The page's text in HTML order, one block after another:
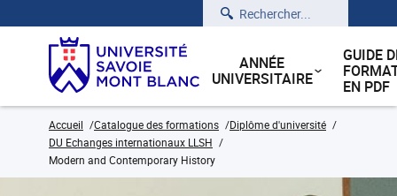
Rechercher
ANNÉE
UNIVERSITAIRE
GUIDE
EN PDF
Accueil Catalogue des formations
Diplôme d'université
DU Echanges internationaux LLSH
Modern and Contemporary History